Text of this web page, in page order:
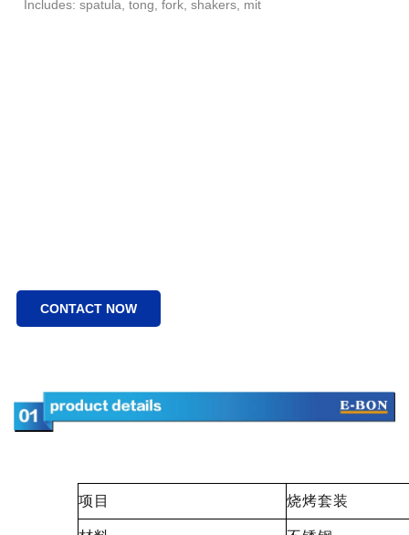
Includes: spatula, tong, fork, shakers, mit
CONTACT NOW
项目 烧烤套装